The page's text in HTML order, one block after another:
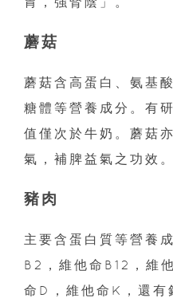
蘑菇
蘑菇含高蛋白、氨基
糖體等營養成分。有
值僅次於牛奶。蘑菇
氣，補脾益氣之功效。
豬肉
主要含蛋白質等營養
B2，維他命B12，維
命D，維他命K，還有